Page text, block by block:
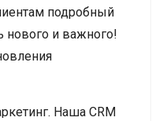
подробный
нового и важного!
Наша CRM